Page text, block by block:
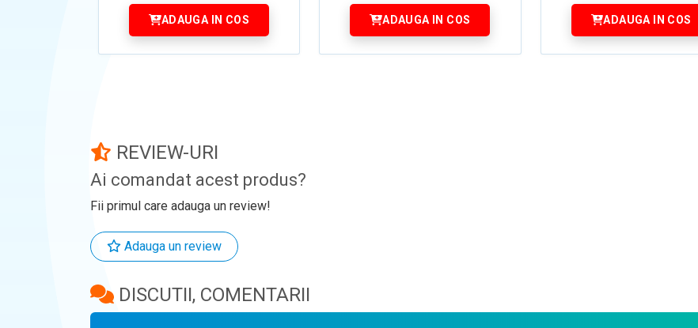
ADAUGA IN COS ADAUGA IN COS ADAUGA IN COS
REVIEW-URI
Ai comandat acest produs?
Fii primul care adauga un review!
Adauga un review
DISCUTII, COMENTARII